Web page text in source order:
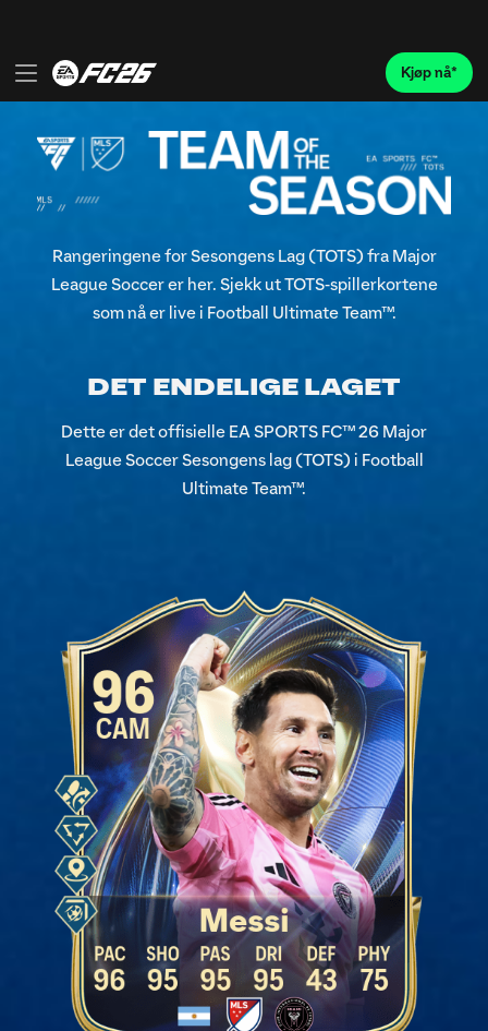
Rangeringene for Sesongens Lag (TOTS) fra Major
League Soccer er her. Sjekk ut TOTS-spillerkortene
som nå er live i Football Ultimate Team™.
DET ENDELIGE LAGET
Dette er det offisielle EA SPORTS FC™ 26 Major
League Soccer Sesongens lag (TOTS) i Football
Ultimate Team™.